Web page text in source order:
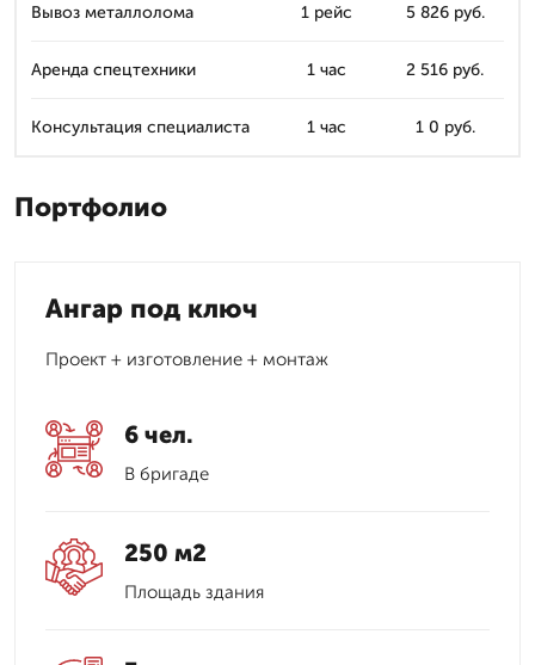
Вывоз металлолома 1 рейс 5 826 руб.
Аренда спецтехники 1 час 2 516 руб.
Консультация специалиста 1 час 1 0 руб.
Портфолио
Ангар под ключ
Проект + изготовление + монтаж
6 чел.
В бригаде
250 м2
Площадь здания